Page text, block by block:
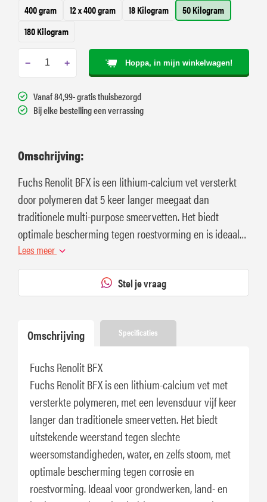
400 gram 12 x 400 gram 18 Kilogram
50 Kilogram
180 Kilogram
− + Hoppa, in mijn winkelwagen!
Vanaf 84,99- gratis thuisbezorgd
Bij elke bestelling een verrassing
Omschrijving:
Fuchs Renolit BFX is een lithium-calcium vet versterkt
door polymeren dat 5 keer langer meegaat dan
traditionele multi-purpose smeervetten. Het biedt
optimale bescherming tegen roestvorming en is ideaal
voor grondwerken en land- en bosbouw.
Lees meer
Stel je vraag
Omschrijving Specificaties
Fuchs Renolit BFX
Fuchs Renolit BFX is een lithium-calcium vet met
versterkte polymeren, met een levensduur vijf keer
langer dan traditionele smeervetten. Het biedt
uitstekende weerstand tegen slechte
weersomstandigheden, water, en zelfs stoom, met
optimale bescherming tegen corrosie en
roestvorming. Ideaal voor grondwerken, land- en